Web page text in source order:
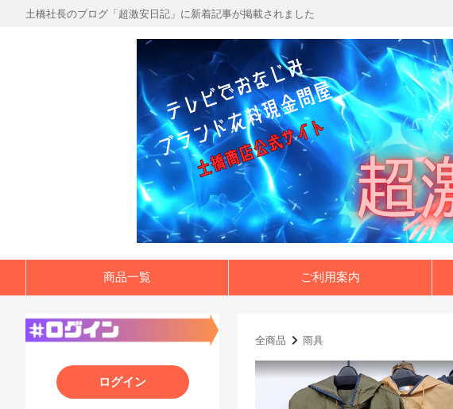
土橋社長のブログ「超激安日記」に新着記事が掲載されました
商品一覧 ご利用案内
全商品 雨具
ログイン